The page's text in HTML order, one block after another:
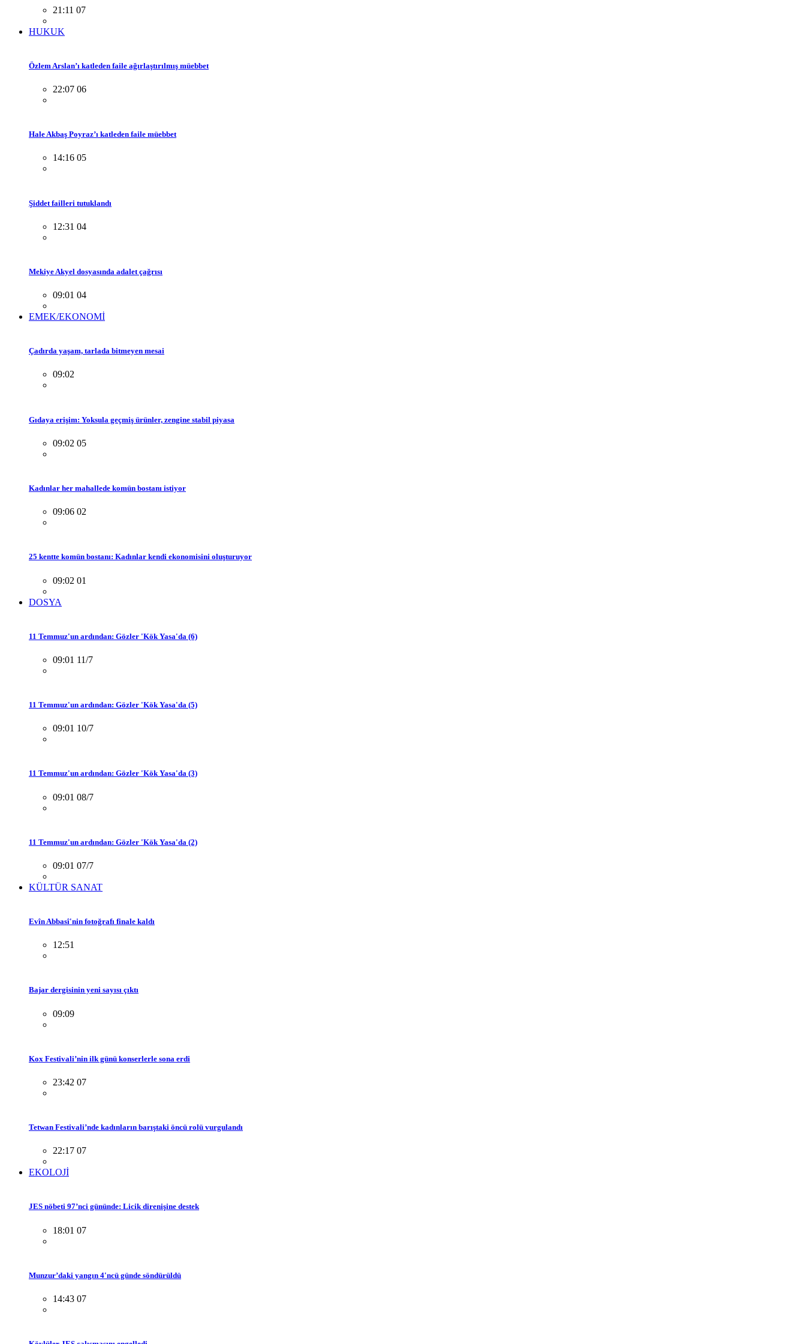
21:11 07
HUKUK
Özlem Arslan’ı katleden faile ağırlaştırılmış müebbet
22:07 06
Hale Akbaş Poyraz’ı katleden faile müebbet
14:16 05
Şiddet failleri tutuklandı
12:31 04
Mekiye Akyel dosyasında adalet çağrısı
09:01 04
EMEK/EKONOMİ
Çadırda yaşam, tarlada bitmeyen mesai
09:02
Gıdaya erişim: Yoksula geçmiş ürünler, zengine stabil piyasa
09:02 05
Kadınlar her mahallede komün bostanı istiyor
09:06 02
25 kentte komün bostanı: Kadınlar kendi ekonomisini oluşturuyor
09:02 01
DOSYA
11 Temmuz'un ardından: Gözler 'Kök Yasa'da (6)
09:01 11/7
11 Temmuz'un ardından: Gözler 'Kök Yasa'da (5)
09:01 10/7
11 Temmuz'un ardından: Gözler 'Kök Yasa'da (3)
09:01 08/7
11 Temmuz'un ardından: Gözler 'Kök Yasa'da (2)
09:01 07/7
KÜLTÜR SANAT
Evîn Abbasî'nin fotoğrafı finale kaldı
12:51
Bajar dergisinin yeni sayısı çıktı
09:09
Kox Festivali’nin ilk günü konserlerle sona erdi
23:42 07
Tetwan Festivali’nde kadınların barıştaki öncü rolü vurgulandı
22:17 07
EKOLOJİ
JES nöbeti 97’nci gününde: Licik direnişine destek
18:01 07
Munzur’daki yangın 4'ncü günde söndürüldü
14:43 07